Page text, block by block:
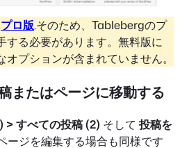
プロ版.そのため、Tablebergのプ
する必要があります。無料版に
プションが含まれていません。
またはページに移動する
> すべての投稿 (2) そして 投稿を
ージを編集する場合も同様です